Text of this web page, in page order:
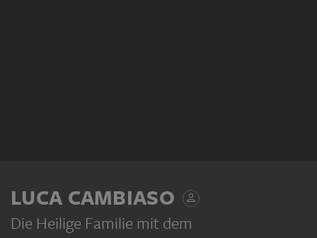
LUCA CAMBIASO
Die Heilige Familie mit dem